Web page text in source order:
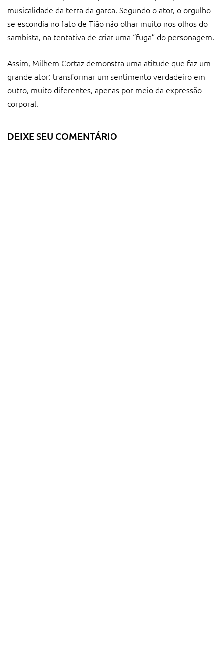
Assim, Milhem Cortaz demonstra uma atitude que faz um
grande ator: transformar um sentimento verdadeiro em
corporal.
DEIXE SEU COMENTÁRIO